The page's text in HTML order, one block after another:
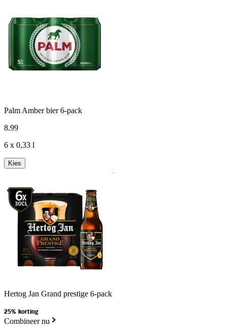
Palm Amber bier 6-pack
8.99
6 x 0,33 l
Kies
Hertog Jan Grand prestige 6-pack
25% korting
Combineer nu